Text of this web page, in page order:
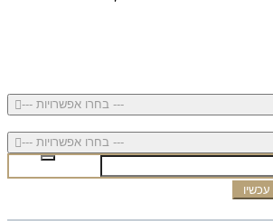
--- בחרו אפשרויות ---
--- בחרו אפשרויות ---